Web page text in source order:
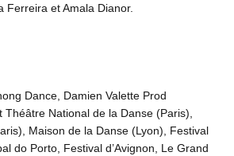
Ferreira et Amala Dianor.
Dance, Damien Valette Prod
Théâtre National de la Danse (Paris),
Maison de la Danse (Lyon), Festival
do Porto, Festival d’Avignon, Le Grand